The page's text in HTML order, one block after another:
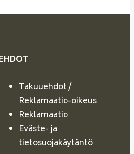
EHDOT
Takuuehdot /
Reklamaatio-oikeus
Reklamaatio
Eväste- ja
tietosuojakäytäntö